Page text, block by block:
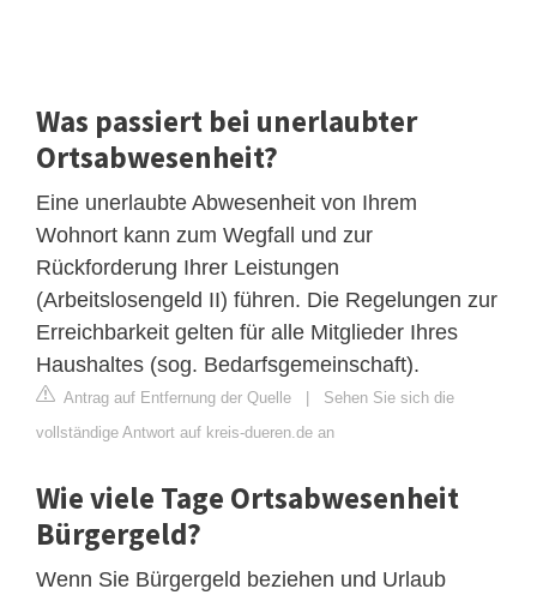
Was passiert bei unerlaubter
Ortsabwesenheit?
Eine unerlaubte Abwesenheit von Ihrem
Wohnort kann zum Wegfall und zur
Rückforderung Ihrer Leistungen
(Arbeitslosengeld II) führen. Die Regelungen zur
Erreichbarkeit gelten für alle Mitglieder Ihres
Haushaltes (sog. Bedarfsgemeinschaft).
Antrag auf Entfernung der Quelle | Sehen Sie sich die
vollständige Antwort auf kreis-dueren.de an
Wie viele Tage Ortsabwesenheit
Bürgergeld?
Wenn Sie Bürgergeld beziehen und Urlaub